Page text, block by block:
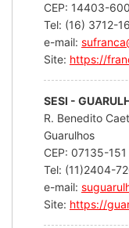
CEP: 14403-600
Tel: (16) 3712-
e-mail:
Site: https://
SESI -
R. Benedito
Guarulhos
CEP: 07135-151
Tel: (11)2404-
e-mail:
Site: https://